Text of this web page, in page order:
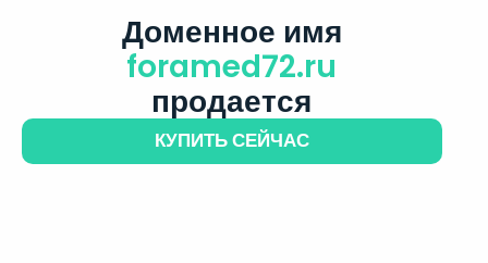
Доменное имя
foramed72.ru
продается
КУПИТЬ СЕЙЧАС